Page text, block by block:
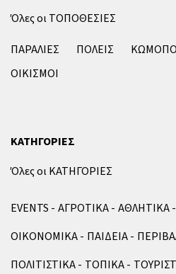
Όλες οι ΤΟΠΟΘΕΣΙΕΣ
ΠΑΡΑΛΙΕΣ
ΠΟΛΕΙΣ
ΟΙΚΙΣΜΟΙ
ΚΑΤΗΓΟΡΙΕΣ
Όλες οι ΚΑΤΗΓΟΡΙΕΣ
EVENTS ΑΓΡΟΤΙΚΑ ΑΘΛΗΤΙΚΑ
ΟΙΚΟΝΟΜΙΚΑ
ΠΑΙΔΕΙΑ
ΠΟΛΙΤΙΣΤΙΚΑ
ΤΟΠΙΚΑ